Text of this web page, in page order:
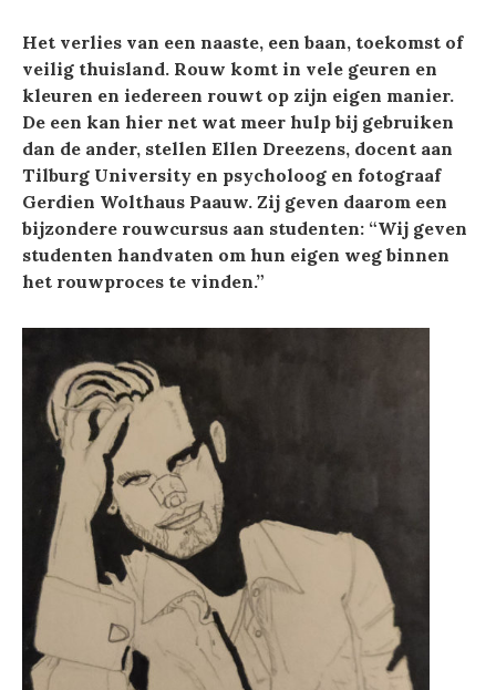
Het verlies van een naaste, een baan, toekomst of
veilig thuisland. Rouw komt in vele geuren en
kleuren en iedereen rouwt op zijn eigen manier.
De een kan hier net wat meer hulp bij gebruiken
dan de ander, stellen Ellen Dreezens, docent aan
Tilburg University en psycholoog en fotograaf
Gerdien Wolthaus Paauw. Zij geven daarom een
bijzondere rouwcursus aan studenten: “Wij geven
studenten handvaten om hun eigen weg binnen
het rouwproces te vinden.”